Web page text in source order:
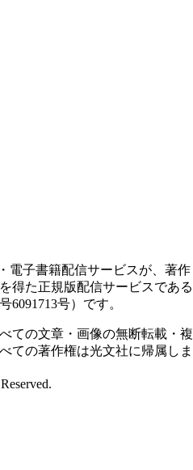
電子書籍配信サービスが、著作
得た正規版配信サービスである
6091713号）です。
ての文章・画像の無断転載・複
ての著作権は光文社に帰属しま